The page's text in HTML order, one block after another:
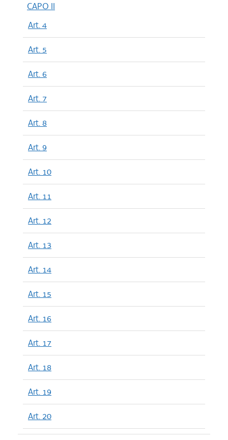
CAPO II
Art. 4
Art. 5
Art. 6
Art. 7
Art. 8
Art. 9
Art. 10
Art. 11
Art. 12
Art. 13
Art. 14
Art. 15
Art. 16
Art. 17
Art. 18
Art. 19
Art. 20